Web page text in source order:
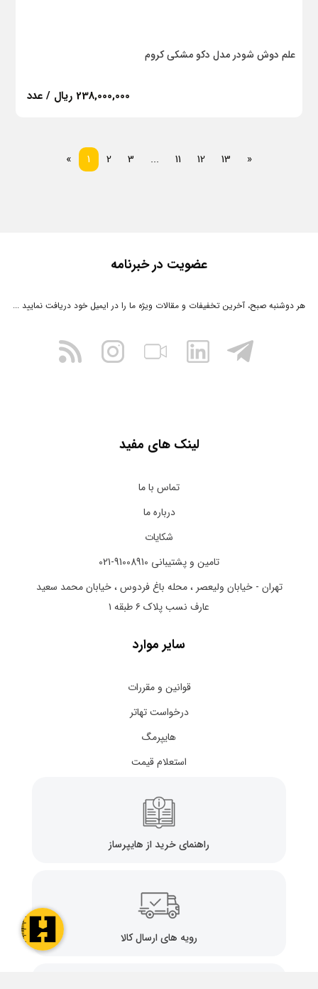
علم دوش شودر مدل دکو مشکی کروم
238,000,000 ریال / عدد
«قبلی1 2 3 ... 11 12 13 »بعدی
لینک های مفید
تماس با ما
درباره ما
شکایات
تامین و پشتیبانی 91008910-021
تهران - خیابان ولیعصر ، محله باغ فردوس ، خیابان محمد سعید
عارف نسب پلاک ۶ طبقه ۱
سایر موارد
قوانین و مقررات
درخواست تهاتر
هایپرمگ
استعلام قیمت
راهنمای خرید از هایپرساز
رویه های ارسال کالا
عضویت در خبرنامه
هر دوشنبه صبح، آخرین تخفیفات و مقالات ویژه ما را در ایمیل خود دریافت نمایید ...